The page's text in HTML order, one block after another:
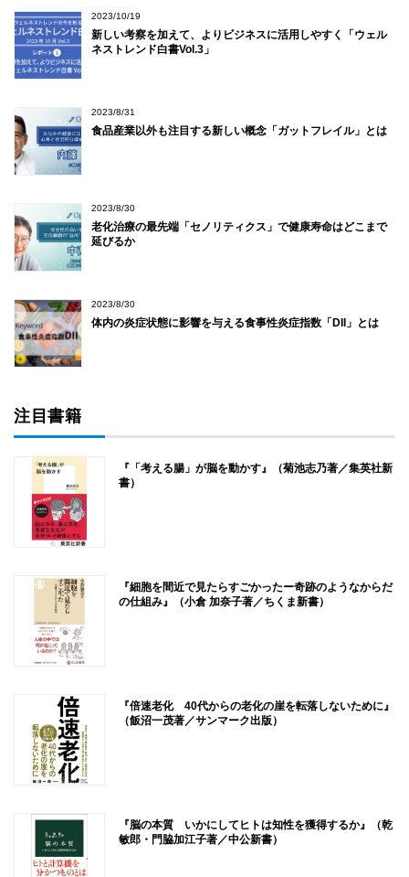
2023/10/19
新しい考察を加えて、よりビジネスに活用しやすく「ウェル
ネストレンド白書Vol.3」
2023/8/31
食品産業以外も注目する新しい概念「ガットフレイル」とは
2023/8/30
老化治療の最先端「セノリティクス」で健康寿命はどこまで
延びるか
2023/8/30
体内の炎症状態に影響を与える食事性炎症指数「DII」とは
注目書籍
『「考える腸」が脳を動かす』（菊池志乃著／集英社新
書）
『細胞を間近で見たらすごかったー奇跡のようなからだ
の仕組み』（小倉 加奈子著／ちくま新書）
『倍速老化 40代からの老化の崖を転落しないために』
（飯沼一茂著／サンマーク出版）
『脳の本質 いかにしてヒトは知性を獲得するか』（乾
敏郎・門脇加江子著／中公新書）